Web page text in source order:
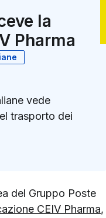
la
Pharma
vede
trasporto dei
del Gruppo Poste
CEIV Pharma,